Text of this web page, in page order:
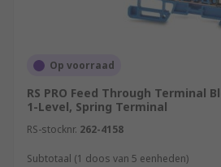
Op voorraad
RS PRO Feed Through Terminal
1-Level, Spring Terminal
RS-stocknr. 262-4158
Subtotaal (1 doos van 5 eenheden)